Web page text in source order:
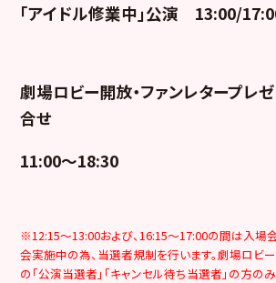
「アイドル修業中」公演 13:00/
劇場ロビー開放・ファンレタープレ
合せ
11:00～18:30
※12:15～13:00および、16:15～17:00の間は入場
会実施中の為、当選者規制を行います。劇場ロビ
の「公演当選者」「キャンセル待ち当選者」の方の